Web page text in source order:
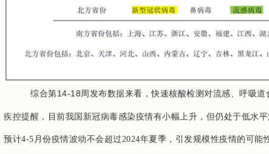
综合第14-18周发布数据来看，快速核酸检测对流感、呼吸
疾控提醒， 目前我国新冠病毒感染疫情有小幅上升，但仍处于低水
预计4-5月份疫情波动不会超过2024年夏季，引发规模性疫情的可能